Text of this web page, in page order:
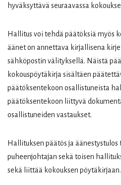
hyväksyttävä seuraavassa
Hallitus voi tehdä päätöksiä myös
äänet on annettava kirjallisena
sähköpostin välityksellä. Näistä
kokouspöytäkirja sisältäen
päätöksentekoon osallistuneista
päätöksentekoon liittyvä
osallistuneiden vastaukset.
Hallituksen päätös ja
puheenjohtajan sekä toisen
sekä liittää kokouksen pöytäkirjaan.